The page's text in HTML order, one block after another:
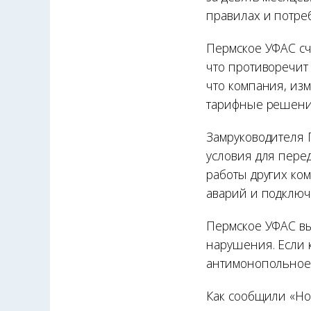
правилах и
Пермское УФАС
что
что компания,
тарифные
условия для
работы других
аварий и
Пермское УФАС
нарушения. Если
Как сообщили